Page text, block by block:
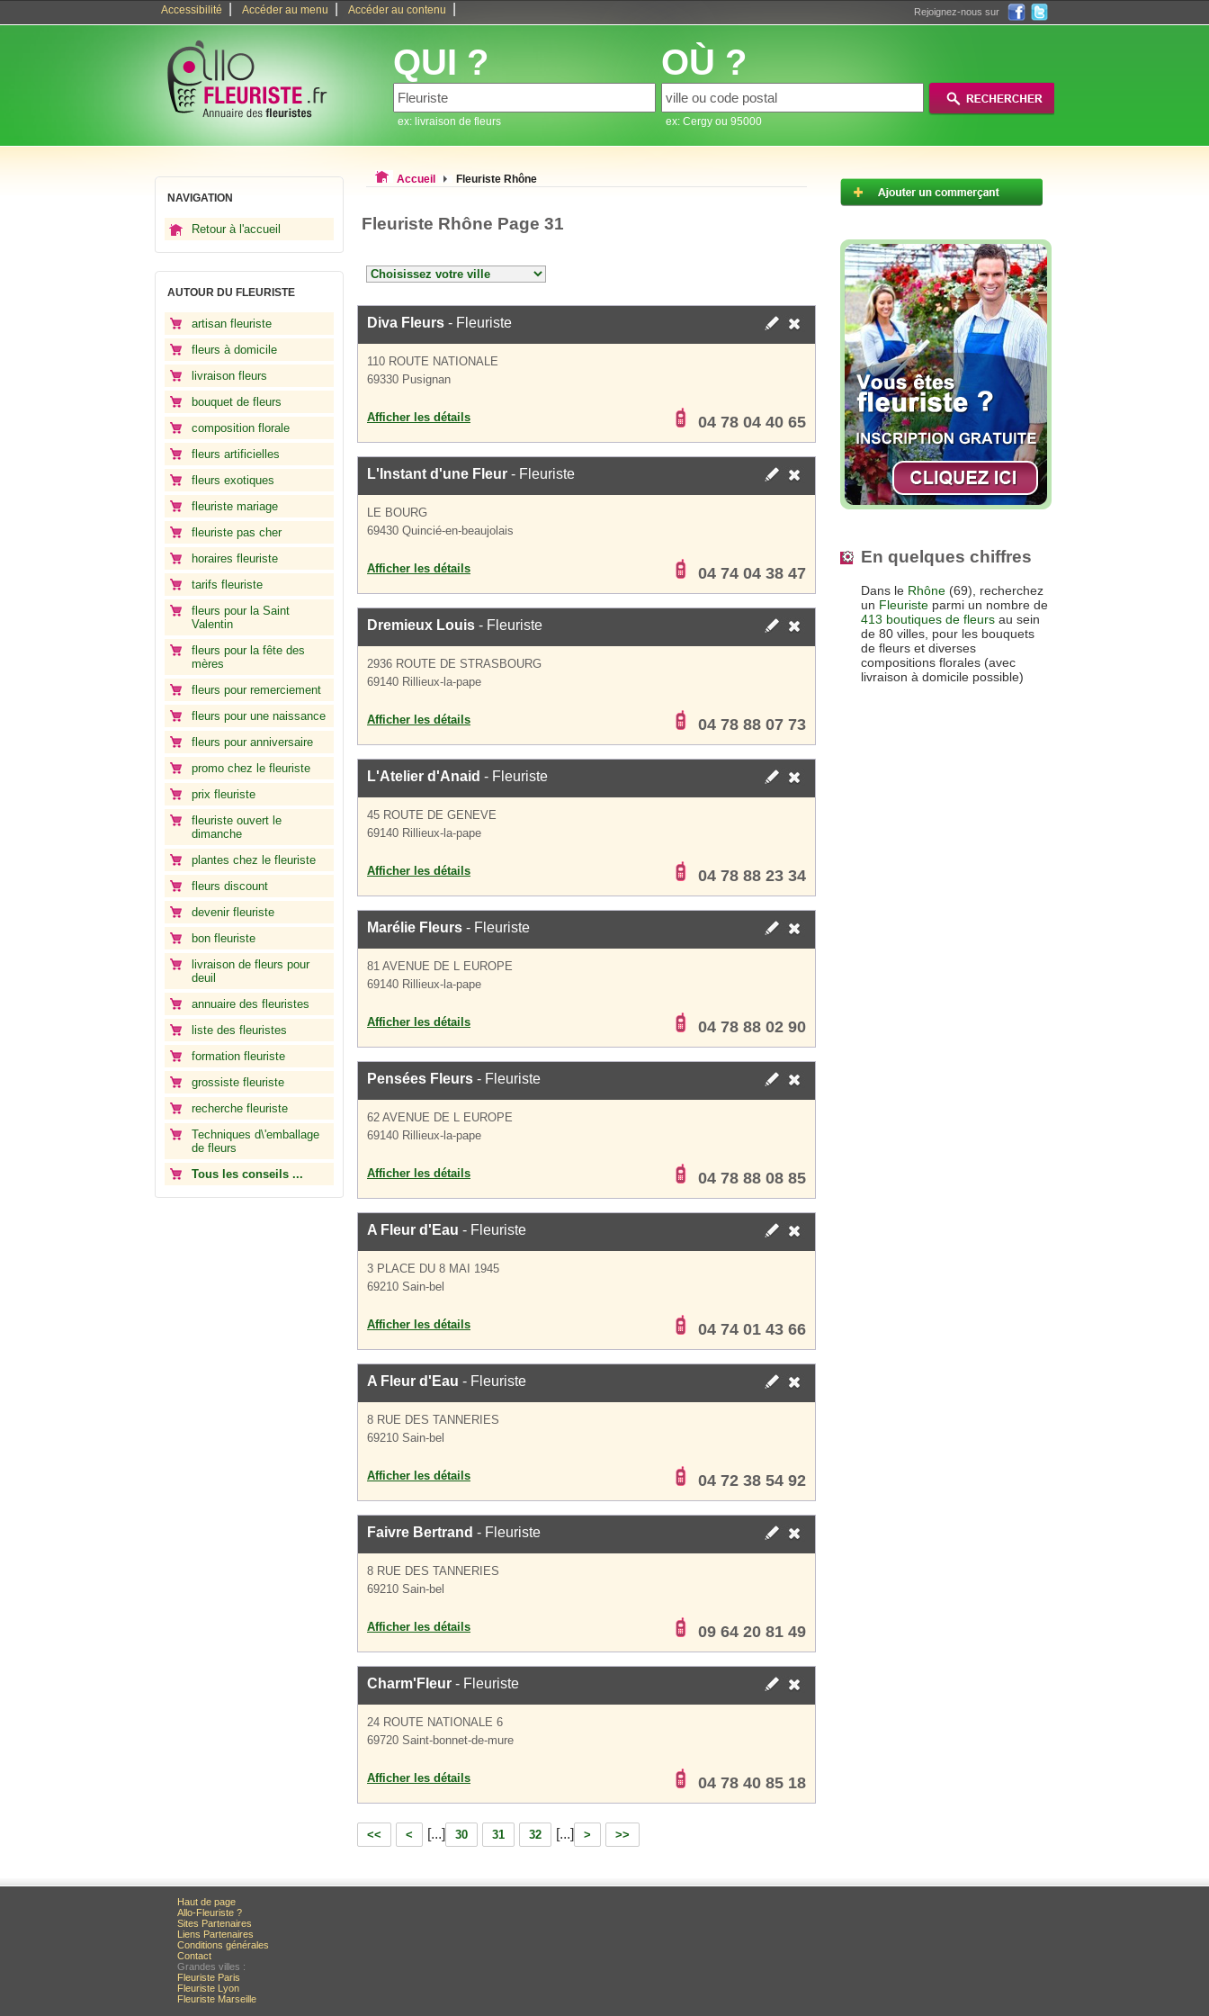
Accessibilité Accéder au menu Accéder au contenu Rejoignez-nous sur
QUI ?
ex: livraison de fleurs
OÙ ?
ex: Cergy ou 95000
NAVIGATION
Retour à l'accueil
AUTOUR DU FLEURISTE
artisan fleuriste
fleurs à domicile
livraison fleurs
bouquet de fleurs
composition florale
fleurs artificielles
fleurs exotiques
fleuriste mariage
fleuriste pas cher
horaires fleuriste
tarifs fleuriste
fleurs pour la Saint
Valentin
fleurs pour la fête des
mères
fleurs pour remerciement
fleurs pour une naissance
fleurs pour anniversaire
promo chez le fleuriste
prix fleuriste
fleuriste ouvert le
dimanche
plantes chez le fleuriste
fleurs discount
devenir fleuriste
bon fleuriste
livraison de fleurs pour
deuil
annuaire des fleuristes
liste des fleuristes
formation fleuriste
grossiste fleuriste
recherche fleuriste
Techniques d\'emballage
de fleurs
Tous les conseils ...
Accueil Fleuriste Rhône
Fleuriste Rhône Page 31
Diva Fleurs - Fleuriste
110 ROUTE NATIONALE
69330 Pusignan
Afficher les détails 04 78 04 40 65
L'Instant d'une Fleur - Fleuriste
LE BOURG
69430 Quincié-en-beaujolais
Afficher les détails 04 74 04 38 47
Dremieux Louis - Fleuriste
2936 ROUTE DE STRASBOURG
69140 Rillieux-la-pape
Afficher les détails 04 78 88 07 73
L'Atelier d'Anaid - Fleuriste
45 ROUTE DE GENEVE
69140 Rillieux-la-pape
Afficher les détails 04 78 88 23 34
Marélie Fleurs - Fleuriste
81 AVENUE DE L EUROPE
69140 Rillieux-la-pape
Afficher les détails 04 78 88 02 90
Pensées Fleurs - Fleuriste
62 AVENUE DE L EUROPE
69140 Rillieux-la-pape
Afficher les détails 04 78 88 08 85
A Fleur d'Eau - Fleuriste
3 PLACE DU 8 MAI 1945
69210 Sain-bel
Afficher les détails 04 74 01 43 66
A Fleur d'Eau - Fleuriste
8 RUE DES TANNERIES
69210 Sain-bel
Afficher les détails 04 72 38 54 92
Faivre Bertrand - Fleuriste
8 RUE DES TANNERIES
69210 Sain-bel
Afficher les détails 09 64 20 81 49
Charm'Fleur - Fleuriste
24 ROUTE NATIONALE 6
69720 Saint-bonnet-de-mure
Afficher les détails 04 78 40 85 18
<< < [...] 30 31 32 [...] > >>
En quelques chiffres
Dans le Rhône (69), recherchez
un Fleuriste parmi un nombre de
413 boutiques de fleurs au sein
de 80 villes, pour les bouquets
de fleurs et diverses
compositions florales (avec
livraison à domicile possible)
Haut de page
Allo-Fleuriste ?
Sites Partenaires
Liens Partenaires
Conditions générales
Contact
Grandes villes :
Fleuriste Paris
Fleuriste Lyon
Fleuriste Marseille